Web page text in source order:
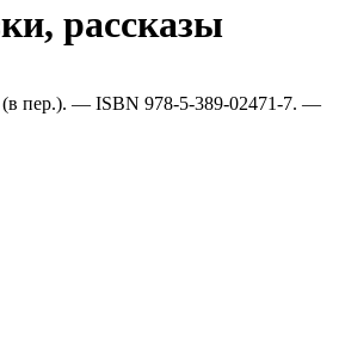
рассказы
(в пер.). — ISBN 978-5-389-02471-7. —